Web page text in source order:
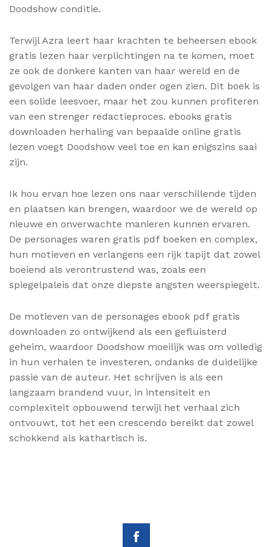
Doodshow conditie.
Terwijl Azra leert haar krachten te beheersen ebook
gratis lezen haar verplichtingen na te komen, moet
ze ook de donkere kanten van haar wereld en de
gevolgen van haar daden onder ogen zien. Dit boek is
een solide leesvoer, maar het zou kunnen profiteren
van een strenger redactieproces. ebooks gratis
downloaden herhaling van bepaalde online gratis
lezen voegt Doodshow veel toe en kan enigszins saai
zijn.
Ik hou ervan hoe lezen ons naar verschillende tijden
en plaatsen kan brengen, waardoor we de wereld op
nieuwe en onverwachte manieren kunnen ervaren.
De personages waren gratis pdf boeken en complex,
hun motieven en verlangens een rijk tapijt dat zowel
boeiend als verontrustend was, zoals een
spiegelpaleis dat onze diepste angsten weerspiegelt.
De motieven van de personages ebook pdf gratis
downloaden zo ontwijkend als een gefluisterd
geheim, waardoor Doodshow moeilijk was om volledig
in hun verhalen te investeren, ondanks de duidelijke
passie van de auteur. Het schrijven is als een
langzaam brandend vuur, in intensiteit en
complexiteit opbouwend terwijl het verhaal zich
ontvouwt, tot het een crescendo bereikt dat zowel
schokkend als kathartisch is.